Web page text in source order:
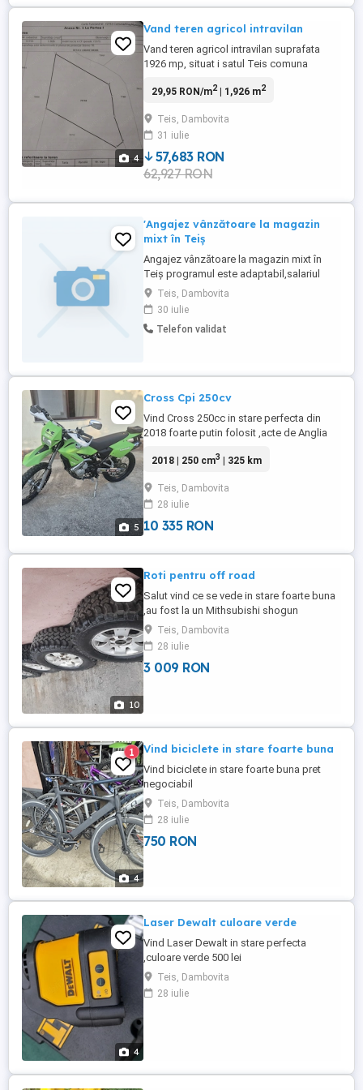
4
Vand teren agricol intravilan
Vand teren agricol intravilan suprafata
1926 mp, situat i satul Teis comuna
Ilfov , pe doua laturi. Accesul se face pe
29,95 RON/m2| 1,926 m2
Teis, Dambovita
31 iulie
57,683 RON
62,927 RON
'Angajez vânzătoare la magazin
mixt în Teiș
Angajez vânzătoare la magazin mixt în
Teiș programul este adaptabil,salariul
este atractiv se cere experiență,relații la
telefon
Teis, Dambovita
30 iulie
Telefon validat
5
Cross Cpi 250cv
Vind Cross 250cc in stare perfecta din
2018 foarte putin folosit ,acte de Anglia
ocazional pornire la cheie si sunet placut
WhatsApp
2018 | 250 cm3 | 325 km
Teis, Dambovita
28 iulie
10 335 RON
10
Roti pentru off road
Salut vind ce se vede in stare foarte buna
,au fost la un Mithsubishi shogun
Teis, Dambovita
28 iulie
3 009 RON
4
1 Vind biciclete in stare foarte buna
Vind biciclete in stare foarte buna pret
negociabil
Teis, Dambovita
28 iulie
750 RON
4
Laser Dewalt culoare verde
Vind Laser Dewalt in stare perfecta
,culoare verde 500 lei
Teis, Dambovita
28 iulie